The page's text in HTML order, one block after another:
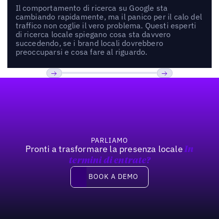
Il comportamento di ricerca su Google sta
cambiando rapidamente, ma il panico per il calo del
traffico non coglie il vero problema. Questi esperti
di ricerca locale spiegano cosa sta davvero
succedendo, se i brand locali dovrebbero
preoccuparsi e cosa fare al riguardo.
PARLIAMO
Pronti a trasformare la presenza locale In
termini di entrate?
Book a demo
BOOK A DEMO